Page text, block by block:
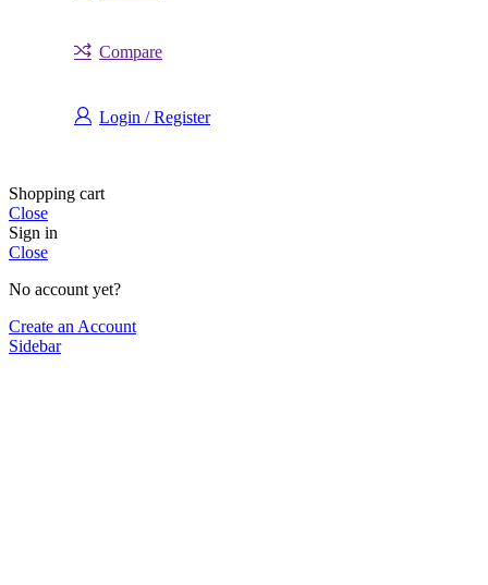
Compare
Login / Register
Shopping cart
Close
Sign in
Close
No account yet?
Create an Account
Sidebar